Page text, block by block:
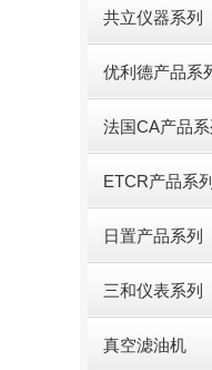
共立仪器系列
优利德产品系
法国CA产品系
ETCR产品系列
日置产品系列
三和仪表系列
真空滤油机